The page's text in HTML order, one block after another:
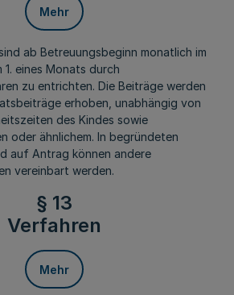
Mehr
ab Betreuungsbeginn monatlich im
1. eines Monats durch
zu entrichten. Die Beiträge werden
erhoben, unabhängig von
des Kindes sowie
oder ähnlichem. In begründeten
auf Antrag können andere
vereinbart werden.
§ 13
Verfahren
Mehr